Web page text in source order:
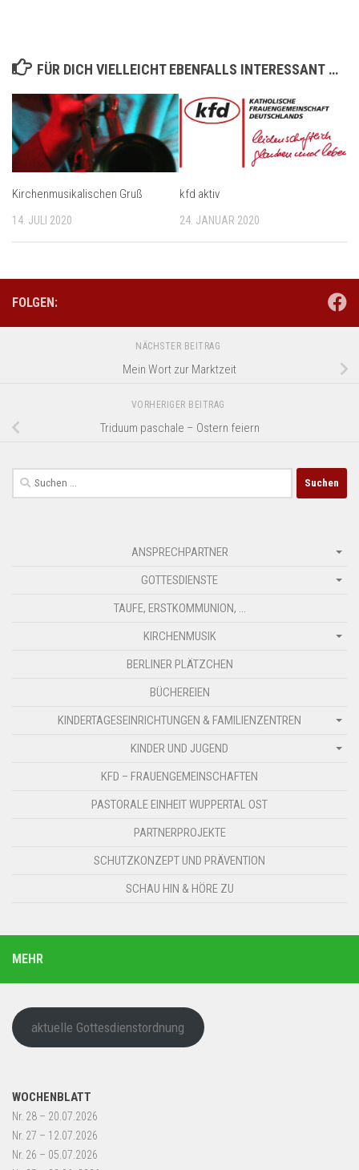
FÜR DICH VIELLEICHT EBENFALLS INTERESSANT …
Kirchenmusikalischen Gruß
14. JULI 2020
kfd aktiv
24. JANUAR 2020
FOLGEN:
NÄCHSTER BEITRAG
Mein Wort zur Marktzeit
VORHERIGER BEITRAG
Triduum paschale – Ostern feiern
Suchen
nach:
ANSPRECHPARTNER
GOTTESDIENSTE
TAUFE, ERSTKOMMUNION, …
KIRCHENMUSIK
BERLINER PLÄTZCHEN
BÜCHEREIEN
KINDERTAGESEINRICHTUNGEN & FAMILIENZENTREN
KINDER UND JUGEND
KFD – FRAUENGEMEINSCHAFTEN
PASTORALE EINHEIT WUPPERTAL OST
PARTNERPROJEKTE
SCHUTZKONZEPT UND PRÄVENTION
SCHAU HIN & HÖRE ZU
MEHR
aktuelle Gottesdienstordnung
WOCHENBLATT
Nr. 28 – 20.07.2026
Nr. 27 – 12.07.2026
Nr. 26 – 05.07.2026